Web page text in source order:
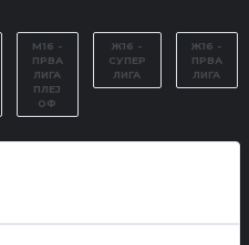
M16 -
ПРВА
ЛИГА
ПЛЕЈ
ОФ
Ж16 -
СУПЕР
ЛИГА
Ж16 -
ПРВА
ЛИГА